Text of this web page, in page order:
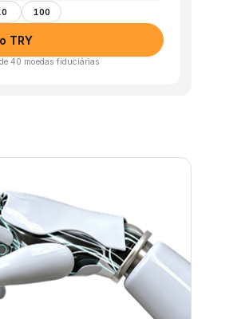
100
TRY
40 moedas fiduciárias